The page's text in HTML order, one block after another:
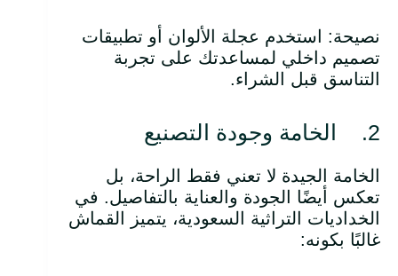
نصيحة: استخدم عجلة الألوان أو تطبيقات
تصميم داخلي لمساعدتك على تجربة
التناسق قبل الشراء.
2. الخامة وجودة التصنيع
الخامة الجيدة لا تعني فقط الراحة، بل
تعكس أيضًا الجودة والعناية بالتفاصيل. في
الخداديات التراثية السعودية، يتميز القماش
غالبًا بكونه: